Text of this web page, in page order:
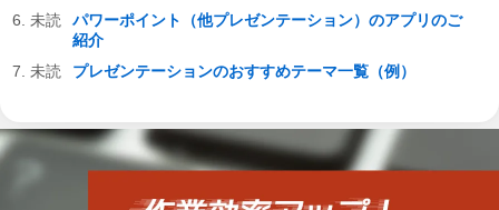
パワーポイント（他プレゼンテーション）のアプリのご
紹介
プレゼンテーションのおすすめテーマ一覧（例）